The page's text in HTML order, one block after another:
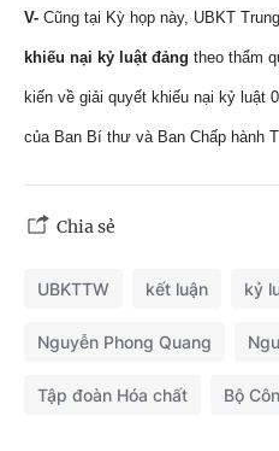
V- Cũng tại Kỳ họp này, UBKT
khiếu nại kỷ luật đảng theo thẩm
kiến về giải quyết khiếu nại kỷ luật
của Ban Bí thư và Ban Chấp hành
Chia sẻ
UBKTTW kết luận kỷ
Nguyễn Phong Quang
Tập đoàn Hóa chất Bộ